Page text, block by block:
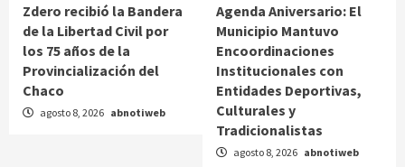
Zdero recibió la Bandera
de la Libertad Civil por
los 75 años de la
Provincialización del
Chaco
agosto 8, 2026 abnotiweb
Agenda Aniversario: El
Municipio Mantuvo
Encoordinaciones
Institucionales con
Entidades Deportivas,
Culturales y
Tradicionalistas
agosto 8, 2026 abnotiweb